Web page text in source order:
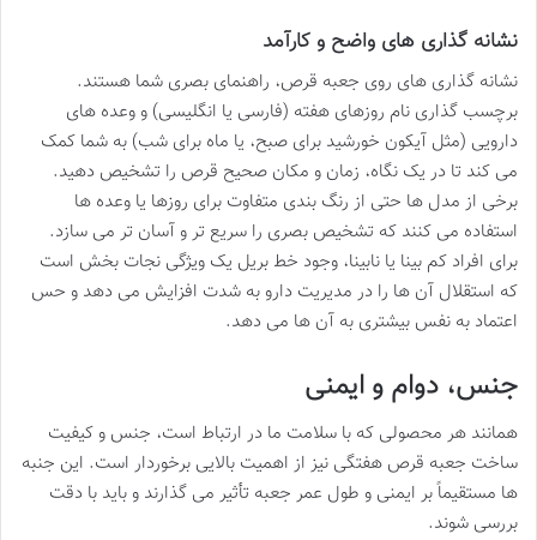
نشانه گذاری های واضح و کارآمد
نشانه گذاری های روی جعبه قرص، راهنمای بصری شما هستند.
برچسب گذاری نام روزهای هفته (فارسی یا انگلیسی) و وعده های
دارویی (مثل آیکون خورشید برای صبح، یا ماه برای شب) به شما کمک
می کند تا در یک نگاه، زمان و مکان صحیح قرص را تشخیص دهید.
برخی از مدل ها حتی از رنگ بندی متفاوت برای روزها یا وعده ها
استفاده می کنند که تشخیص بصری را سریع تر و آسان تر می سازد.
برای افراد کم بینا یا نابینا، وجود خط بریل یک ویژگی نجات بخش است
که استقلال آن ها را در مدیریت دارو به شدت افزایش می دهد و حس
اعتماد به نفس بیشتری به آن ها می دهد.
جنس، دوام و ایمنی
همانند هر محصولی که با سلامت ما در ارتباط است، جنس و کیفیت
ساخت جعبه قرص هفتگی نیز از اهمیت بالایی برخوردار است. این جنبه
ها مستقیماً بر ایمنی و طول عمر جعبه تأثیر می گذارند و باید با دقت
بررسی شوند.